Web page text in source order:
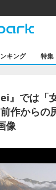
キング 特集
』では「
作からの
像